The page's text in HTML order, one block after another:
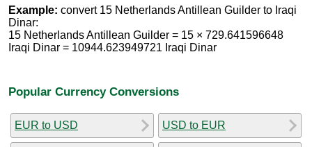
Example: convert 15 Netherlands Antillean Guilder to Iraqi
Dinar:
15 Netherlands Antillean Guilder = 15 × 729.641596648
Iraqi Dinar = 10944.623949721 Iraqi Dinar
Popular Currency Conversions
EUR to USD USD to EUR